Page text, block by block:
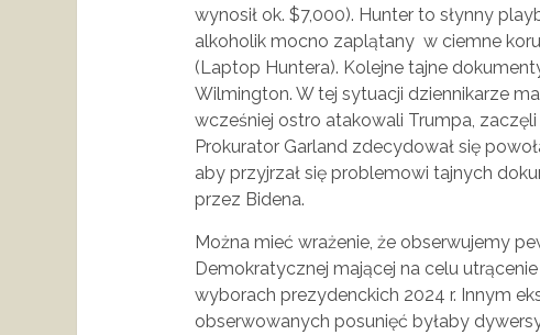
wynosił ok. $7,000). Hunter to słynny
alkoholik mocno zaplątany w ciemne
(Laptop Huntera). Kolejne tajne
Wilmington. W tej sytuacji dziennikarze
wcześniej ostro atakowali Trumpa,
Prokurator Garland zdecydował się
aby przyjrzał się problemowi tajnych
przez Bidena.
Można mieć wrażenie, że obserwujemy
Demokratycznej mającej na celu
wyborach prezydenckich 2024 r. Innym
obserwowanych posunięć byłaby